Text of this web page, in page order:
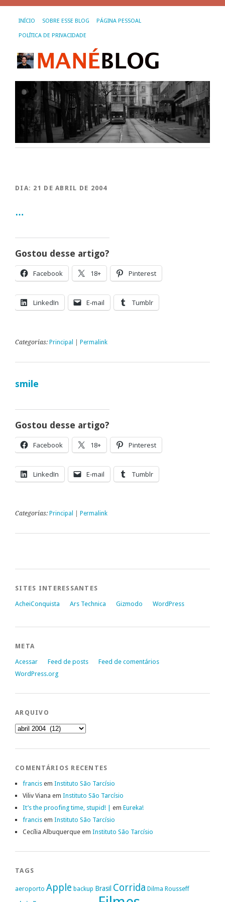
INÍCIO SOBRE ESSE BLOG PÁGINA PESSOAL
POLÍTICA DE PRIVACIDADE
DIA: 21 DE ABRIL DE 2004
…
Gostou desse artigo?
Facebook 18+ Pinterest
LinkedIn E-mail Tumblr
Categorias: Principal Permalink
smile
Gostou desse artigo?
Facebook 18+ Pinterest
LinkedIn E-mail Tumblr
Categorias: Principal Permalink
SITES INTERESSANTES
AcheiConquista Ars Technica Gizmodo WordPress
META
Acessar Feed de posts
Feed de comentários
WordPress.org
ARQUIVO
Arquivo
COMENTÁRIOS RECENTES
francis em Instituto São Tarcísio
Viliv Viana em Instituto São Tarcísio
It’s the proofing time, stupid! |
em Eureka!
francis em Instituto São Tarcísio
Cecília Albuquerque em Instituto São Tarcísio
TAGS
aeroporto Apple backup Brasil Corrida Dilma Rousseff